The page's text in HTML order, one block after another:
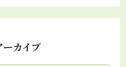
ーカイブ